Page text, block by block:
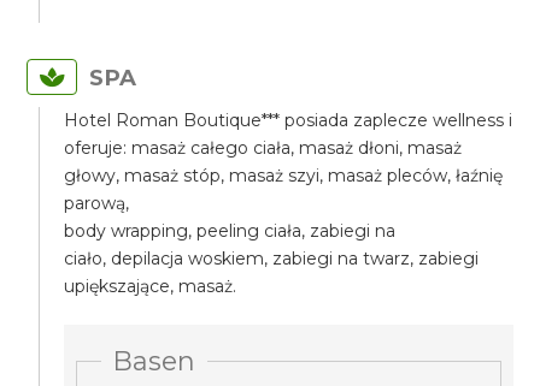
SPA
Hotel Roman Boutique*** posiada zaplecze wellness i
oferuje: masaż całego ciała, masaż dłoni, masaż
głowy, masaż stóp, masaż szyi, masaż pleców, łaźnię
parową,
body wrapping, peeling ciała, zabiegi na
ciało, depilacja woskiem, zabiegi na twarz, zabiegi
upiększające, masaż.
Basen